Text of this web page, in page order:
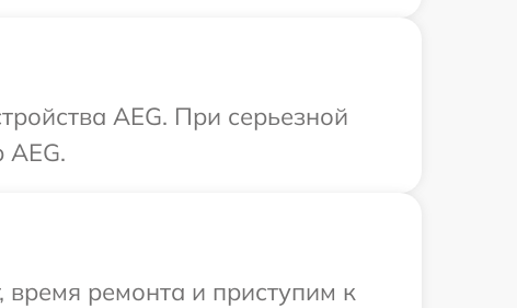
AEG. При серьезной
ремонта и приступим к